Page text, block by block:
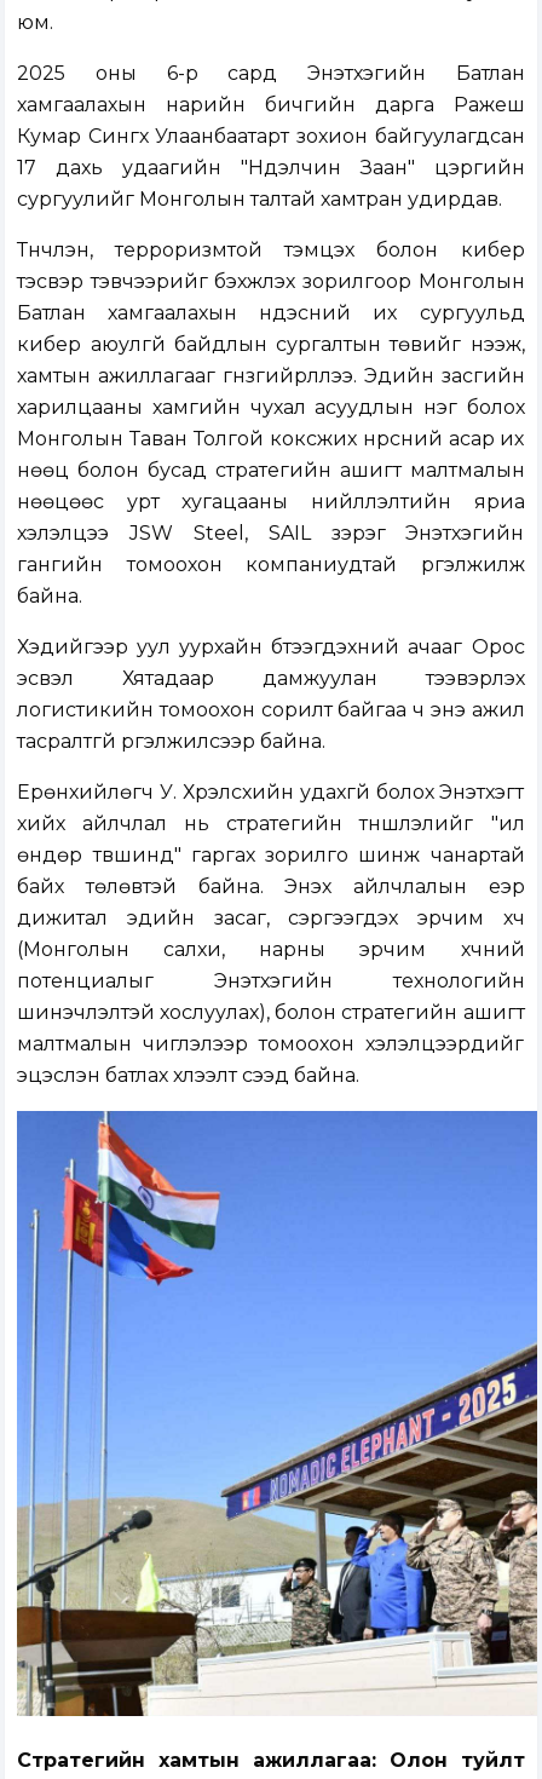
юм.
2025 оны 6-р сард Энэтхэгийн Батлан
хамгаалахын нарийн бичгийн дарга Ражеш
Кумар Сингх Улаанбаатарт зохион байгуулагдсан
17 дахь удаагийн "Нүүдэлчин Заан" цэргийн
сургуулийг Монголын талтай хамтран удирдав.
Түүнчлэн, терроризмтой тэмцэх болон кибер
тэсвэр тэвчээрийг бэхжүүлэх зорилгоор Монголын
Батлан хамгаалахын үндэсний их сургуульд
кибер аюулгүй байдлын сургалтын төвийг нээж,
хамтын ажиллагааг гүнзгийрүүллээ. Эдийн засгийн
харилцааны хамгийн чухал асуудлын нэг болох
Монголын Таван Толгой коксжих нүүрсний асар их
нөөц болон бусад стратегийн ашигт малтмалын
нөөцөөс урт хугацааны нийлүүлэлтийн яриа
хэлэлцээ JSW Steel, SAIL зэрэг Энэтхэгийн
гангийн томоохон компаниудтай үргэлжилж
байна.
Хэдийгээр уул уурхайн бүтээгдэхүүний ачааг Орос
эсвэл Хятадаар дамжуулан тээвэрлэх
логистикийн томоохон сорилт байгаа ч энэ ажил
тасралтгүй үргэлжилсээр байна.
Ерөнхийлөгч У. Хүрэлсүхийн удахгүй болох Энэтхэгт
хийх айлчлал нь стратегийн түншлэлийг "илүү
өндөр түвшинд" гаргах зорилго шинж чанартай
байх төлөвтэй байна. Энэхүү айлчлалын үеэр
дижитал эдийн засаг, сэргээгдэх эрчим хүч
(Монголын салхи, нарны эрчим хүчний
потенциалыг Энэтхэгийн технологийн
шинэчлэлтэй хослуулах), болон стратегийн ашигт
малтмалын чиглэлээр томоохон хэлэлцээрүүдийг
эцэслэн батлах хүлээлт үүсээд байна.
Стратегийн хамтын ажиллагаа: Олон туйлт